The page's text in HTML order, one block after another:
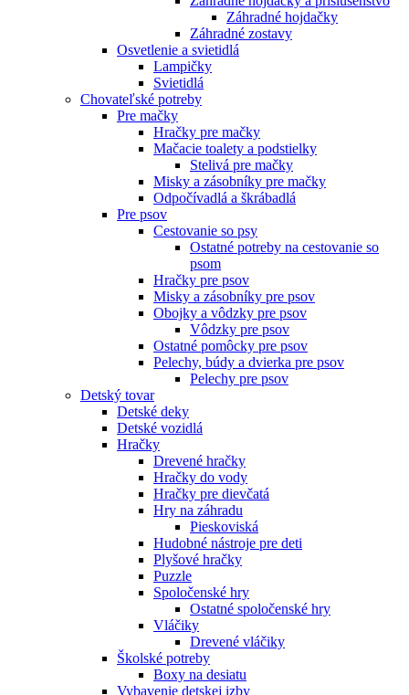
Záhradné hojdačky
Záhradné zostavy
Osvetlenie a svietidlá
Lampičky
Svietidlá
Chovateľské potreby
Pre mačky
Hračky pre mačky
Mačacie toalety a podstielky
Stelivá pre mačky
Misky a zásobníky pre mačky
Odpočívadlá a škrábadlá
Pre psov
Cestovanie so psy
Ostatné potreby na cestovanie so
psom
Hračky pre psov
Misky a zásobníky pre psov
Obojky a vôdzky pre psov
Vôdzky pre psov
Ostatné pomôcky pre psov
Pelechy, búdy a dvierka pre psov
Pelechy pre psov
Detský tovar
Detské deky
Detské vozidlá
Hračky
Drevené hračky
Hračky do vody
Hračky pre dievčatá
Hry na záhradu
Pieskoviská
Hudobné nástroje pre deti
Plyšové hračky
Puzzle
Spoločenské hry
Ostatné spoločenské hry
Vláčiky
Drevené vláčiky
Školské potreby
Boxy na desiatu
Vybavenie detskej izby